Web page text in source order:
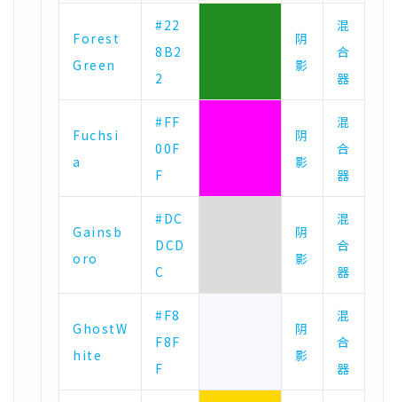
Forest
Green
#22
8B2
2
阴
影
混
合
器
Fuchsi
a
#FF
00F
F
阴
影
混
合
器
Gainsb
oro
#DC
DCD
C
阴
影
混
合
器
GhostW
hite
#F8
F8F
F
阴
影
混
合
器